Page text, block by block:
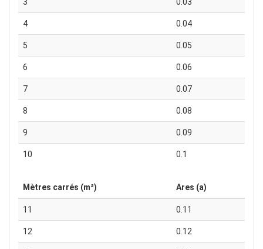
4 0.04
5 0.05
6 0.06
7 0.07
8 0.08
9 0.09
10 0.1
Mètres carrés (m²) Ares (a)
11 0.11
12 0.12